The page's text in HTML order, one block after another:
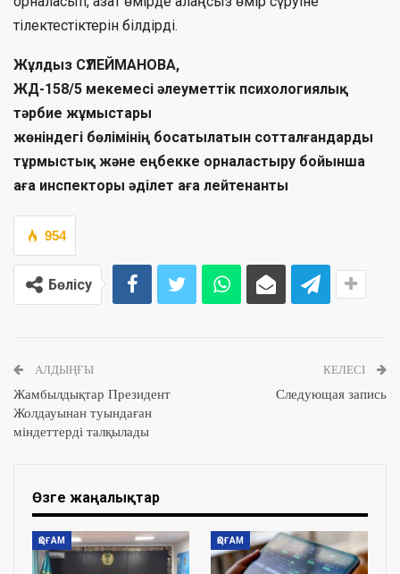
тілектестіктерін білдірді.
Жұлдыз СҮЛЕЙМАНОВА,
ЖД-158/5 мекемесі әлеуметтік психологиялық
тәрбие жұмыстары
жөніндегі бөлімінің босатылатын сотталғандарды
тұрмыстық және еңбекке орналастыру бойынша
аға инспекторы әділет аға лейтенанты
954
Бөлісу
АЛДЫҢҒЫ
Жамбылдықтар Президент
Жолдауынан туындаған
міндеттерді талқылады
КЕЛЕСІ
Следующая запись
Өзге жаңалықтар
ҚОҒАМ ҚОҒАМ